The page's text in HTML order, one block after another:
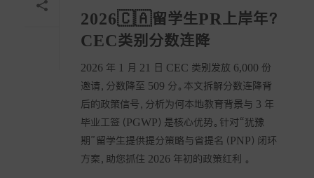
2026🇨🇦留学生PR上岸年？
CEC类别分数连降
2026 年 1 月 21 日 CEC 类别发放 6,000 份
邀请，分数降至 509 分。本文拆解分数连降背
后的政策信号，分析为何本地教育背景与 3 年
毕业工签（PGWP）是核心优势。针对“犹豫
期”留学生提供提分策略与省提名（PNP）闭环
方案，助您抓住 2026 年初的政策红利 。